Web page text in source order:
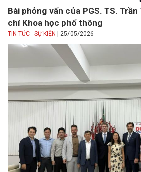
Bài phỏng vấn của PGS. TS.
chí Khoa học phổ thông
TIN TỨC - SỰ KIỆN | 25/05/2026